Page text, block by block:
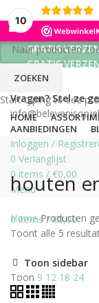
10
GRATIS
GRATIS
GRATIS
Vragen? Stel ze
Inloggen /
0 Verlanglijst
0 items / €0,00
Menu
0items / €0,00
HOME
AANBIEDINGEN
houten
HomeProducten
Toont alle 5
Toon sidebar
Toon 9 12 18 24
ZOEKEN
Start typing to see